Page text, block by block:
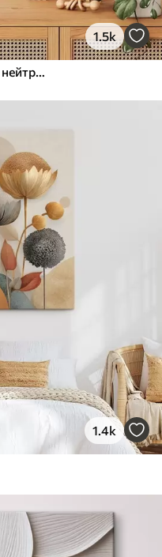
1.5k
Рельєфні кола та гілка в теплих нейтральних тонах
1.4k